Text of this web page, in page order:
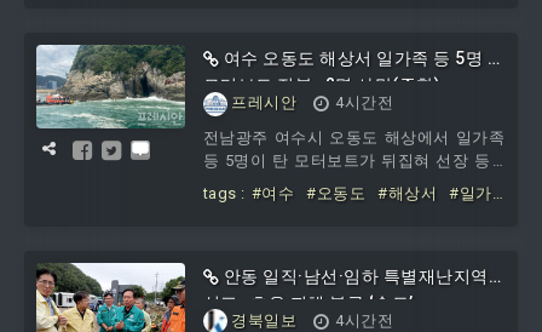
여수 오동도 해상서 일가족 등 5명 탄
모터보트 전복…2명 사망(종합)
프레시안
4시간전
전남광주 여수시 오동도 해상에서 일가족
등 5명이 탄 모터보트가 뒤집혀 선장 등 2
명이 숨졌다. 8일 여수해경에 따르면 이날
오전 오전 9시 55분쯤 여수시 오동도 인근
에 접수됐다. 신고를 받은 여수해경은 즉
시 경비함정과 구조대 등을 현장에 보내고
유관기관과 인근 선박에 구
tags : #여수 #오동도 #해상서
#일가
안동 일직·남선·임하 특별재난지역
선포…호우 피해 복구 ‘속도’
경북일보
4시간전